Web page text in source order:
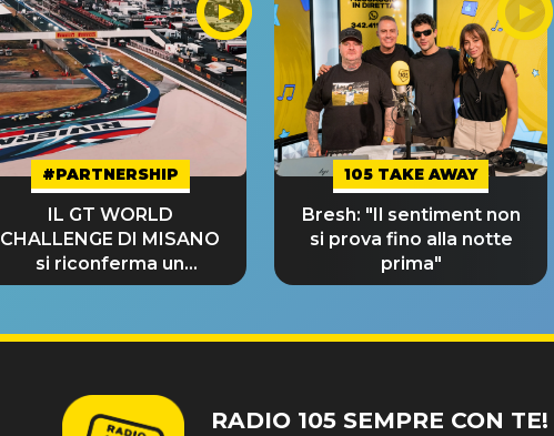
#PARTNERSHIP
IL GT WORLD
CHALLENGE DI MISANO
si riconferma un
GRANDE SUCCESSO!
105 TAKE AWAY
Bresh: "Il sentiment non
si prova fino alla notte
prima"
RADIO 105 SEMPRE CON TE!